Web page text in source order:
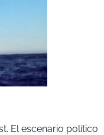
El escenario político